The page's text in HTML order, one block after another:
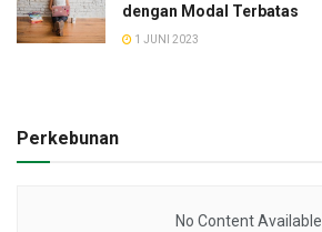
dengan Modal Terbatas
1 JUNI 2023
Perkebunan
No Content Available